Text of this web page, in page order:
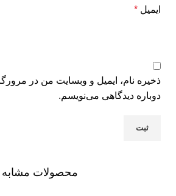
ایمیل *
ذخیره نام، ایمیل و وبسایت من در
دوباره دیدگاهی می‌نویسم.
محصولات مشابه